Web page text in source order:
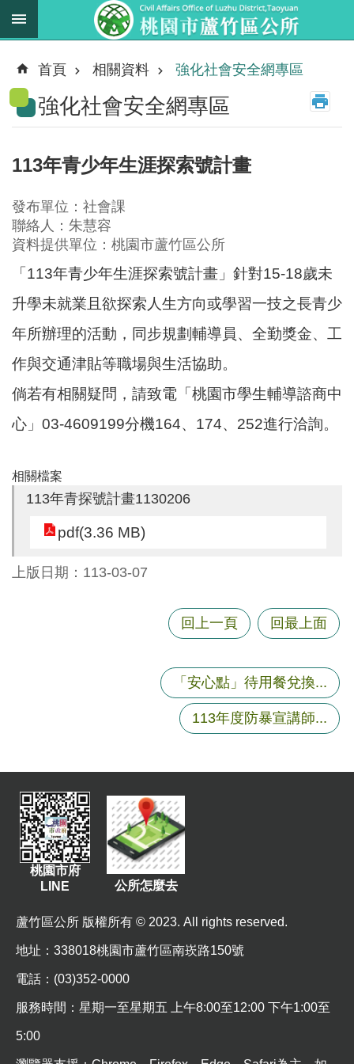
跳到主要內容區塊
新
消
息
務
職
法
規
資
料
進
階
搜
尋
竹
區
訊
息
機
關
通
訊
錄
資
料
回
頁
首頁 相關資料 強化社會安全網專區
強化社會安全網專區
113年青少年生涯探索號計畫
發布單位：社會課
聯絡人：朱慧容
資料提供單位：桃園市蘆竹區公所
「113年青少年生涯探索號計畫」針對15-18歲未
升學未就業且欲探索人生方向或學習一技之長青少
年所辦理的活動，同步規劃輔導員、全勤獎金、工
作與交通津貼等職場與生活協助。
倘若有相關疑問，請致電「桃園市學生輔導諮商中
心」03-4609199分機164、174、252進行洽詢。
相關檔案
113年青探號計畫1130206
pdf(3.36 MB)
上版日期：113-03-07
回上一頁 回最上面
「安心點」待用餐兌換...
113年度防暴宣講師...
桃園市府
LINE
公所怎麼去
蘆竹區公所 版權所有 © 2023. All rights reserved.
地址 ：338018桃園市蘆竹區南崁路150號
電話：(03)352-0000
服務時間：星期一至星期五 上午8:00至12:00 下午1:00至
5:00